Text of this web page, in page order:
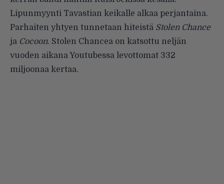
Lipunmyynti Tavastian keikalle alkaa perjantaina.
Parhaiten yhtyen tunnetaan hiteistä Stolen Chance
ja Cocoon. Stolen Chancea on katsottu neljän
vuoden aikana Youtubessa levottomat 332
miljoonaa kertaa.